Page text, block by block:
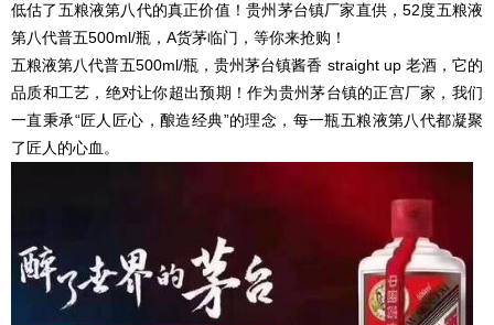
低估了五粮液第八代的真正价值！贵州茅台镇厂家直供，52度五粮液
第八代普五500ml/瓶，A货茅临门，等你来抢购！
五粮液第八代普五500ml/瓶，贵州茅台镇酱香 straight up 老酒，它的
品质和工艺，绝对让你超出预期！作为贵州茅台镇的正宫厂家，我们
一直秉承“匠人匠心，酿造经典”的理念，每一瓶五粮液第八代都凝聚
了匠人的心血。